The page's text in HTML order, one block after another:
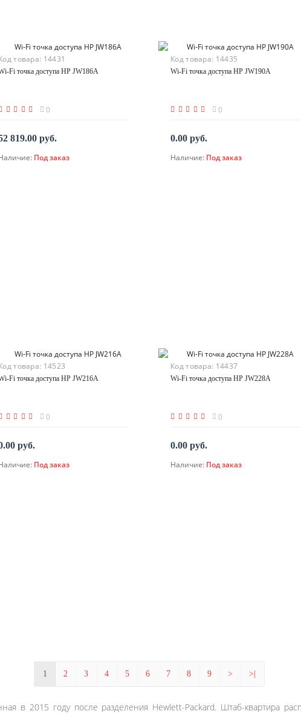
товара: 14431
Fi точка доступа HP JW186A
0
819.00 руб.
По запросу
Под заказ
Код товара: 14435
Wi-Fi точка доступа HP JW190A
0
0.00 руб.
По запросу
Наличие: Под заказ
товара: 14523
Fi точка доступа HP JW216A
0
руб.
По запросу
Под заказ
Код товара: 14437
Wi-Fi точка доступа HP JW228A
0
0.00 руб.
По запросу
Наличие: Под заказ
1 2 3 4 5 6 7 8 9 > >|
в 2015 году после разделения Hewlett-Packard. Штаб-квартира